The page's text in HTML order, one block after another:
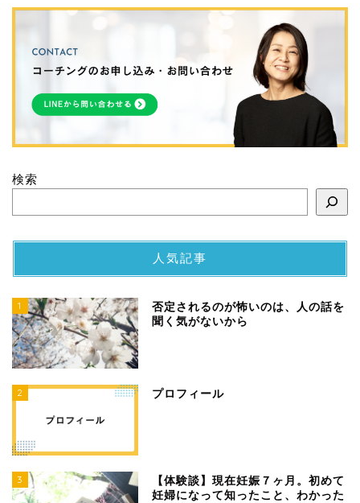
検索
人気記事
1
否定されるのが怖いのは、人の話を
聞く気がないから
2 プロフィール
3
【体験談】現在妊娠７ヶ月。初めて
妊婦になって知ったこと、わかった